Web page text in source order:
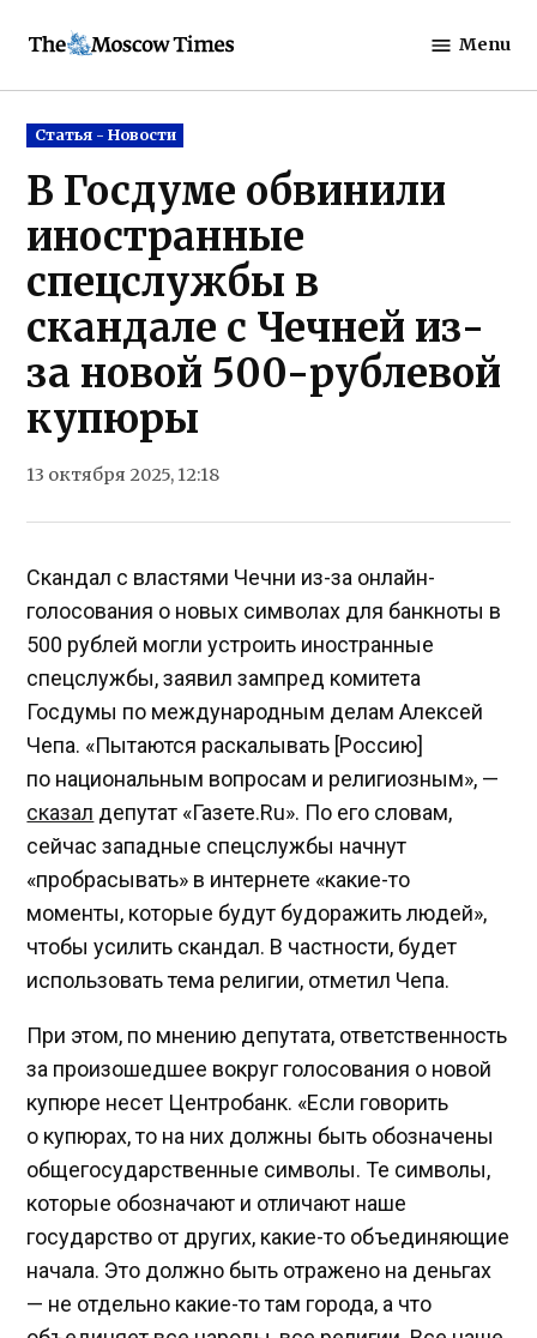
Moscow
Menu
Posted
in
Статья - Новости
В Госдуме обвинили
иностранные
спецслужбы в
скандале с Чечней из-
за новой 500-рублевой
купюры
13 октября 2025, 12:18
Скандал с властями Чечни из-за онлайн-
голосования о новых символах для банкноты в
500 рублей могли устроить иностранные
спецслужбы, заявил зампред комитета
Госдумы по международным делам Алексей
Чепа. «Пытаются раскалывать [Россию]
по национальным вопросам и религиозным», —
сказал депутат «Газете.Ru». По его словам,
сейчас западные спецслужбы начнут
«пробрасывать» в интернете «какие-то
моменты, которые будут будоражить людей»,
чтобы усилить скандал. В частности, будет
использовать тема религии, отметил Чепа.
При этом, по мнению депутата, ответственность
за произошедшее вокруг голосования о новой
купюре несет Центробанк. «Если говорить
о купюрах, то на них должны быть обозначены
общегосударственные символы. Те символы,
которые обозначают и отличают наше
государство от других, какие-то объединяющие
начала. Это должно быть отражено на деньгах
— не отдельно какие-то там города, а что